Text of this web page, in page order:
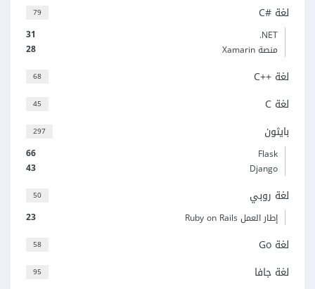
79 لغة C#‎
31
‎.NET
28
منصة Xamarin
68 لغة C++‎
45 لغة C
297 بايثون
66
Flask
43
Django
50 لغة روبي
23 إطار العمل Ruby on Rails
58 لغة Go
95 لغة جافا